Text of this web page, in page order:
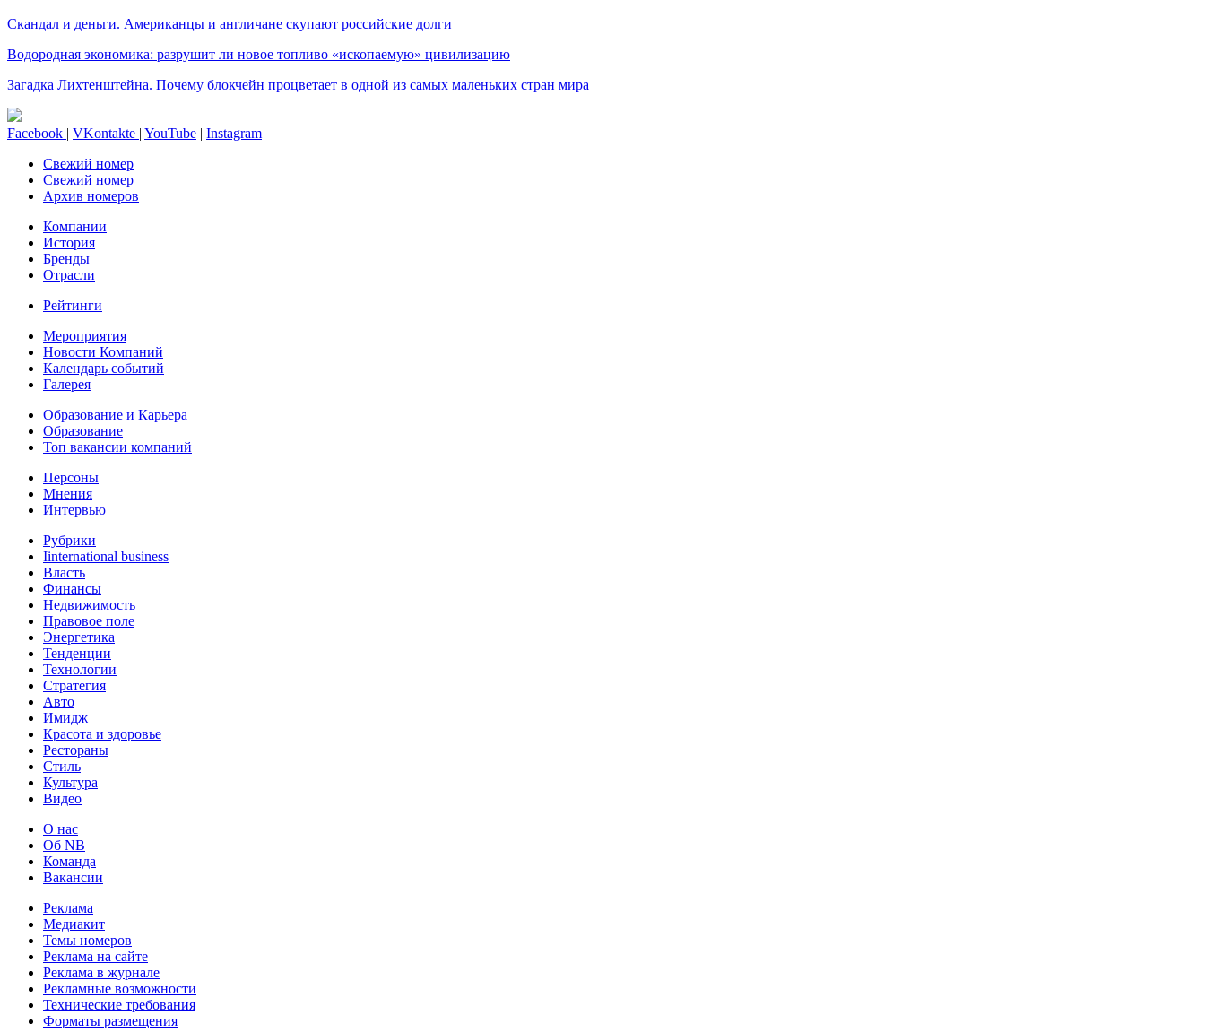
Скандал и деньги. Американцы и англичане скупают российские долги
Водородная экономика: разрушит ли новое топливо «ископаемую» цивилизацию
Загадка Лихтенштейна. Почему блокчейн процветает в одной из самых маленьких стран мира
Facebook | VKontakte | YouTube | Instagram
Свежий номер
Свежий номер
Архив номеров
Компании
История
Бренды
Отрасли
Рейтинги
Мероприятия
Новости Компаний
Календарь событий
Галерея
Образование и Карьера
Образование
Топ вакансии компаний
Персоны
Мнения
Интервью
Рубрики
Iinternational business
Власть
Финансы
Недвижимость
Правовое поле
Энергетика
Тенденции
Технологии
Стратегия
Авто
Имидж
Красота и здоровье
Рестораны
Стиль
Культура
Видео
О нас
Об NB
Команда
Вакансии
Реклама
Медиакит
Темы номеров
Реклама на сайте
Реклама в журнале
Рекламные возможности
Технические требования
Форматы размещения